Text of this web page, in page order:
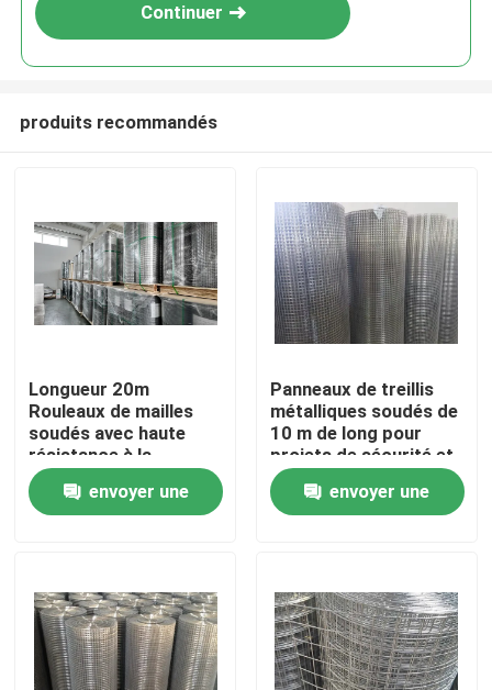
À la maison
Produits
À propos de nous
Visite de l'usine
Continuer
produits recommandés
Longueur 20m
Rouleaux de mailles
soudés avec haute
résistance à la
corrosion Idéal pour le
renforcement des
clôtures et des
envoyer une
Panneaux de treillis
métalliques soudés de
10 m de long pour
projets de sécurité et
de construction
envoyer une